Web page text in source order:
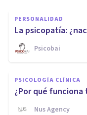
PERSONALIDAD
La psicopatía:
Psicobai
PSICOLOGÍA CLÍNICA
¿Por qué
Nus Agency